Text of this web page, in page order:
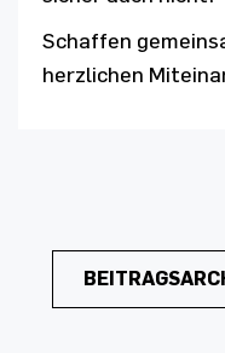
Schaffen
herzlichen